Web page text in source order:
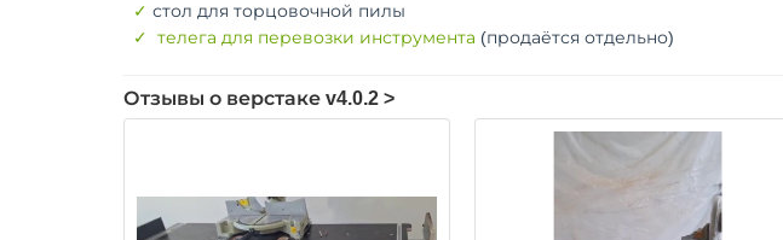
✓ стол для торцовочной пилы
✓
телега для перевозки инструмента (продаётся отдельно)
Отзывы о верстаке v4.0.2 >